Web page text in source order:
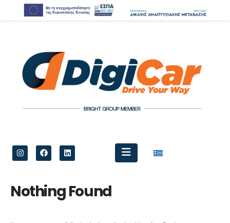
Nothing Found